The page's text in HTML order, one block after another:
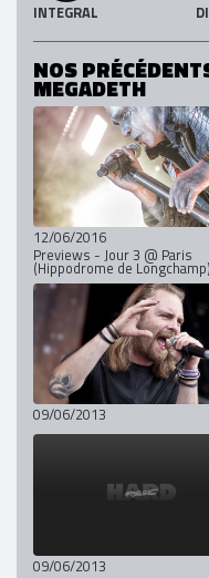
INTEGRAL
NOS
MEGADETH
12/06/2016
Previews - Jour 3 @ Paris
(Hippodrome de Longchamp)
09/06/2013
09/06/2013